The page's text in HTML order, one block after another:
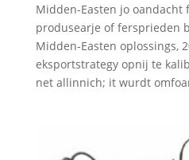
Midden-Easten jo oandacht
produsearje of fersprieden
Midden-Easten oplossings,
eksportstrategy opnij te
net allinnich; it wurdt